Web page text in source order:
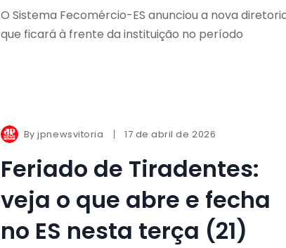
O Sistema Fecomércio-ES anunciou a nova
que ficará à frente da instituição no período
Byjpnewsvitoria 17 de abril de 2026
Feriado de Tiradentes:
veja o que abre e fecha
no ES nesta terça (21)